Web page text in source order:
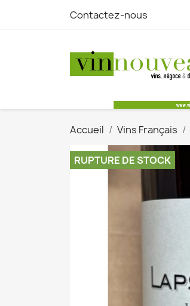
Contactez-nous
Accueil Vins Français
RUPTURE DE STOCK